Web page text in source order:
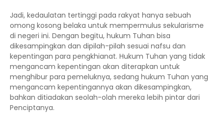
Jadi, kedaulatan tertinggi pada rakyat hanya sebuah
omong kosong belaka untuk mempermulus sekularisme
di negeri ini. Dengan begitu, hukum Tuhan bisa
dikesampingkan dan dipilah-pilah sesuai nafsu dan
kepentingan para pengkhianat. Hukum Tuhan yang tidak
mengancam kepentingan akan diterapkan untuk
menghibur para pemeluknya, sedang hukum Tuhan yang
mengancam kepentingannya akan dikesampingkan,
bahkan ditiadakan seolah-olah mereka lebih pintar dari
Penciptanya.